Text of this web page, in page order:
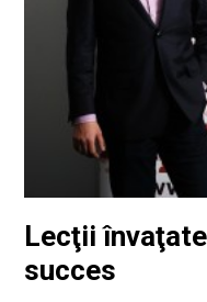
Lecţii
succes